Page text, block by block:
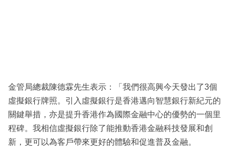
金管局總裁陳德霖先生表示：「我們很高興今天發出了3個
虛擬銀行牌照。引入虛擬銀行是香港邁向智慧銀行新紀元的
關鍵舉措，亦是提升香港作為國際金融中心的優勢的一個里
程碑。我相信虛擬銀行除了能推動香港金融科技發展和創
新，更可以為客戶帶來更好的體驗和促進普及金融。